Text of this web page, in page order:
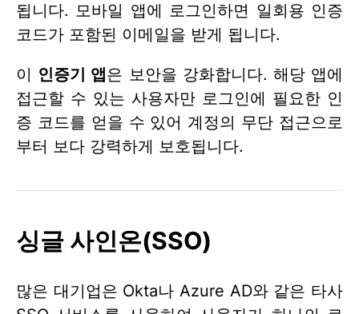
됩니다. 모바일 앱에 로그인하면 일회용 인증
코드가 포함된 이메일을 받게 됩니다.
이 인증기 앱은 보안을 강화합니다. 해당 앱에
접근할 수 있는 사용자만 로그인에 필요한 인
증 코드를 얻을 수 있어 계정의 무단 접근으로
부터 보다 강력하게 보호됩니다.
싱글 사인온(SSO)
많은 대기업은 Okta나 Azure AD와 같은 타사